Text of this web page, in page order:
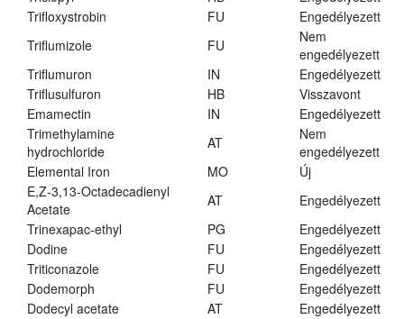
Trifloxystrobin
FU
Engedélyezett
Triflumizole
FU
Nem
engedélyezett
Triflumuron
IN
Engedélyezett
Triflusulfuron
HB
Visszavont
Emamectin
IN
Engedélyezett
Trimethylamine
hydrochloride
AT
Nem
engedélyezett
Elemental Iron
MO
Új
E,Z-3,13-Octadecadienyl
Acetate
AT
Engedélyezett
Trinexapac-ethyl
PG
Engedélyezett
Dodine
FU
Engedélyezett
Triticonazole
FU
Engedélyezett
Dodemorph
FU
Engedélyezett
Dodecyl acetate
AT Engedélyezett